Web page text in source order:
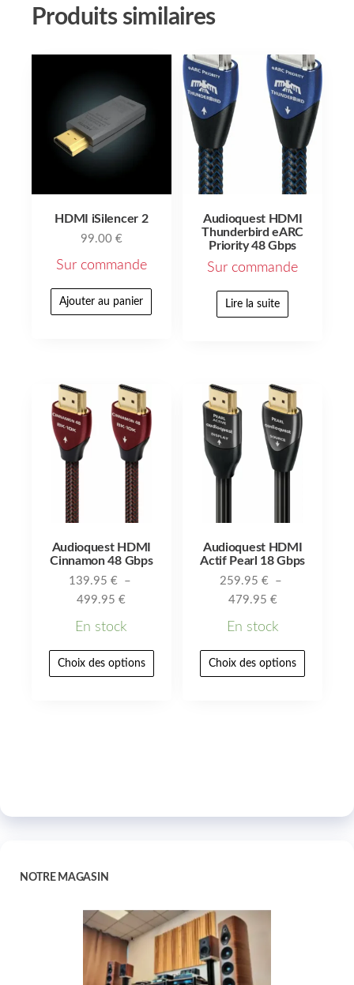
Produits similaires
HDMI iSilencer 2
99.00 €
Sur commande
Ajouter au panier
Audioquest HDMI
Thunderbird eARC
Priority 48 Gbps
Sur commande
Lire la suite
Audioquest HDMI
Cinnamon 48 Gbps
139.95 €
–
499.95€
En stock
Choix des options
Audioquest HDMI
Actif Pearl 18 Gbps
259.95€ –
479.95 €
En stock
Choix des options
NOTRE MAGASIN